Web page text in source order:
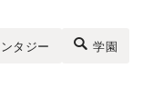
タジー 学園